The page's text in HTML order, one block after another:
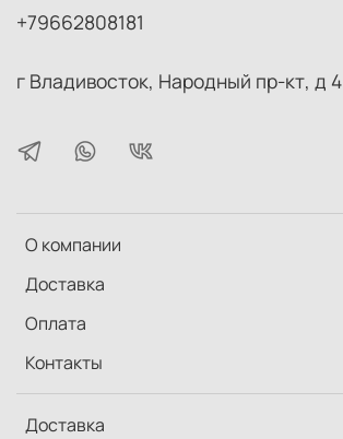
О компании
Доставка
Оплата
Контакты
Доставка
+79662808181
г Владивосток, Народный пр-кт, д 4